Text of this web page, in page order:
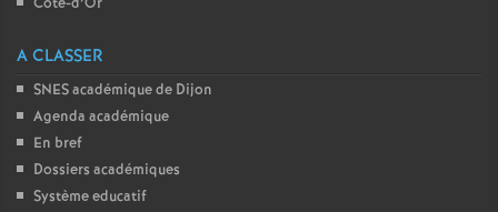
A CLASSER
SNES académique de Dijon
Agenda académique
En bref
Dossiers académiques
Système educatif